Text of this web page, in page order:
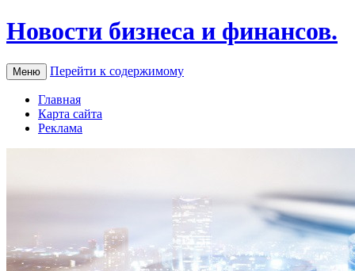
Новости бизнеса и финансов.
Меню Перейти к содержимому
Главная
Карта сайта
Реклама